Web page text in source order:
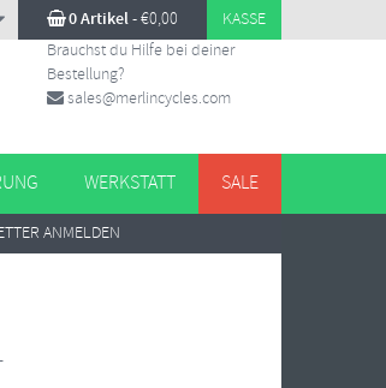
0 Artikel-€0,00 KASSE
Brauchst du Hilfe bei deiner
Bestellung?
sales@merlincycles.com
WERKSTATT SALE
ANMELDEN